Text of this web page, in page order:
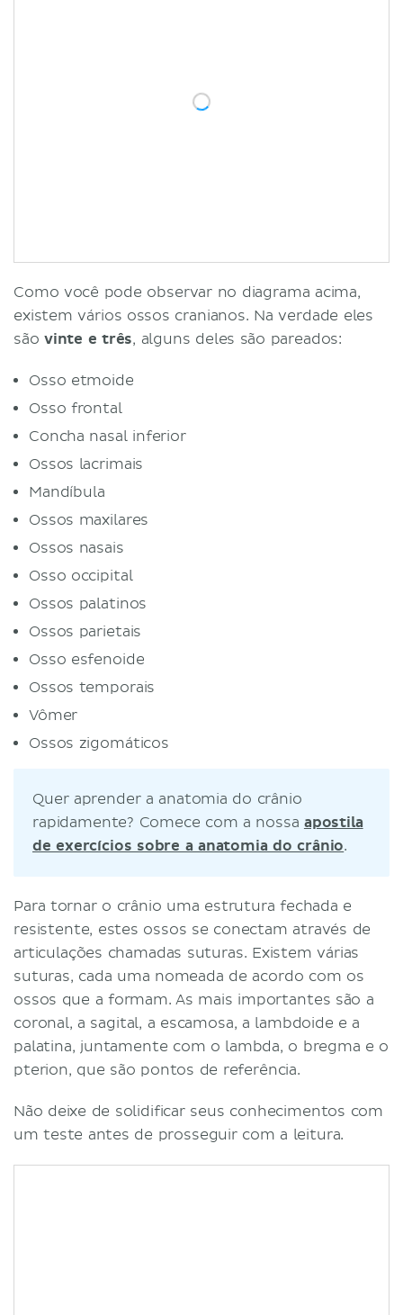
Como você pode observar no diagrama acima,
existem vários ossos cranianos. Na verdade eles
são vinte e três, alguns deles são pareados:
Osso etmoide
Osso frontal
Concha nasal inferior
Ossos lacrimais
Mandíbula
Ossos maxilares
Ossos nasais
Osso occipital
Ossos palatinos
Ossos parietais
Osso esfenoide
Ossos temporais
Vômer
Ossos zigomáticos
Quer aprender a anatomia do crânio
rapidamente? Comece com a nossa apostila
de exercícios sobre a anatomia do crânio.
Para tornar o crânio uma estrutura fechada e
resistente, estes ossos se conectam através de
articulações chamadas suturas. Existem várias
suturas, cada uma nomeada de acordo com os
ossos que a formam. As mais importantes são a
coronal, a sagital, a escamosa, a lambdoide e a
palatina, juntamente com o lambda, o bregma e o
pterion, que são pontos de referência.
Não deixe de solidificar seus conhecimentos com
um teste antes de prosseguir com a leitura.